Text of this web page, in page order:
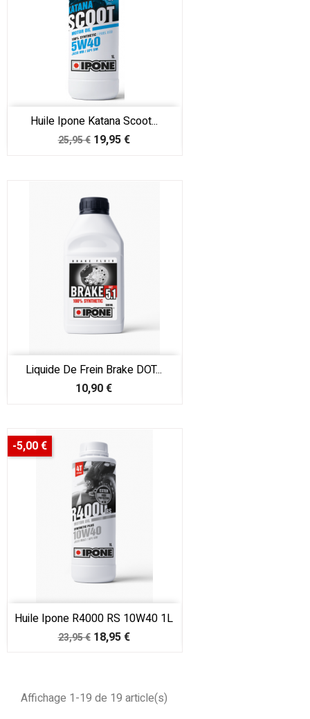
Huile Ipone Katana Scoot...
Prix
25,95 € Prix
19,95 €
Liquide De Frein Brake DOT...
Prix
10,90 €
Huile Ipone R4000 RS 10W40 1L
Prix
23,95 € Prix
18,95 €
-5,00 €
Affichage 1-19 de 19 article(s)